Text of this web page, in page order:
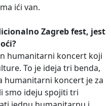
ići van.
Zagreb fest, jest
humanitarni koncert koji
To je ideja tri benda,
humanitarni koncert je za
smo ideju spojiti tri